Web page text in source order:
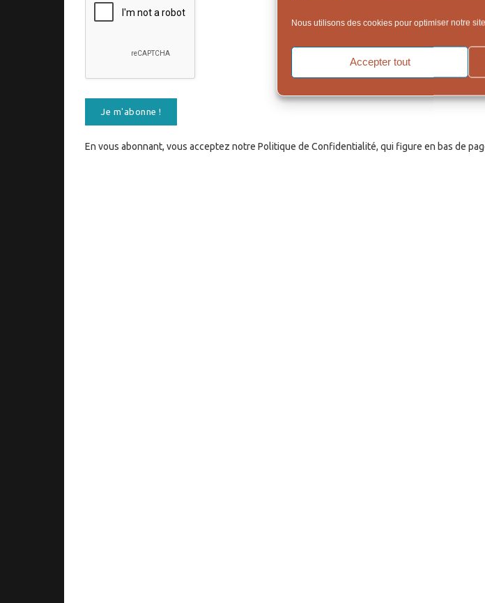
Nous utilisons des cookies pour optimiser notre
Accepter tout
En vous abonnant, vous acceptez notre Politique de Confidentialité, qui figure en bas de